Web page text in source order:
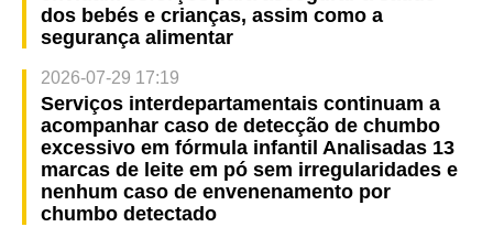
dos bebés e crianças, assim como a
segurança alimentar
2026-07-29 17:19
Serviços interdepartamentais continuam a
acompanhar caso de detecção de chumbo
excessivo em fórmula infantil Analisadas 13
marcas de leite em pó sem irregularidades e
nenhum caso de envenenamento por
chumbo detectado